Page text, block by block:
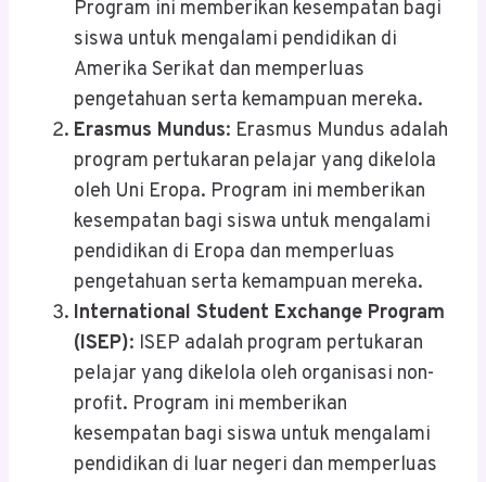
Program ini memberikan kesempatan bagi
siswa untuk mengalami pendidikan di
Amerika Serikat dan memperluas
pengetahuan serta kemampuan mereka.
Erasmus Mundus: Erasmus Mundus adalah
program pertukaran pelajar yang dikelola
oleh Uni Eropa. Program ini memberikan
kesempatan bagi siswa untuk mengalami
pendidikan di Eropa dan memperluas
pengetahuan serta kemampuan mereka.
International Student Exchange Program
(ISEP): ISEP adalah program pertukaran
pelajar yang dikelola oleh organisasi non-
profit. Program ini memberikan
kesempatan bagi siswa untuk mengalami
pendidikan di luar negeri dan memperluas